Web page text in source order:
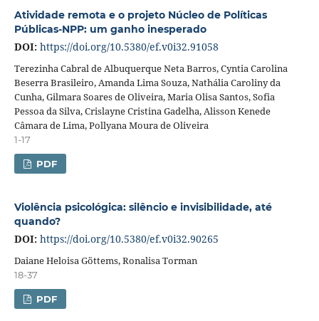
Atividade remota e o projeto Núcleo de Políticas
Públicas-NPP: um ganho inesperado
DOI: https://doi.org/10.5380/ef.v0i32.91058
Terezinha Cabral de Albuquerque Neta Barros, Cyntia Carolina
Beserra Brasileiro, Amanda Lima Souza, Nathália Caroliny da
Cunha, Gilmara Soares de Oliveira, Maria Olisa Santos, Sofia
Pessoa da Silva, Crislayne Cristina Gadelha, Alisson Kenede
Câmara de Lima, Pollyana Moura de Oliveira
1-17
PDF
Violência psicológica: silêncio e invisibilidade, até
quando?
DOI: https://doi.org/10.5380/ef.v0i32.90265
Daiane Heloisa Göttems, Ronalisa Torman
18-37
PDF